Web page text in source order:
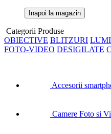
Inapoi la magazin
Categorii Produse
OBIECTIVE BLITZURI
FOTO-VIDEO DESIGILATE
Accesorii
Camere Foto si